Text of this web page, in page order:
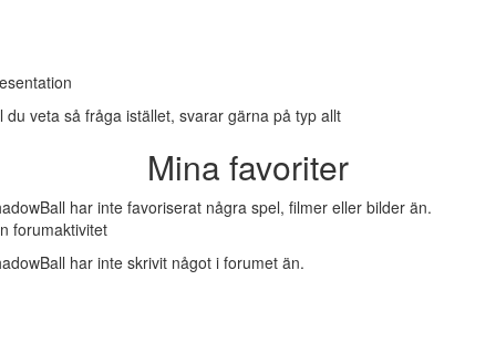
du veta så fråga istället, svarar gärna på typ allt
Mina favoriter
har inte favoriserat några spel, filmer eller bilder än.
forumaktivitet
har inte skrivit något i forumet än.